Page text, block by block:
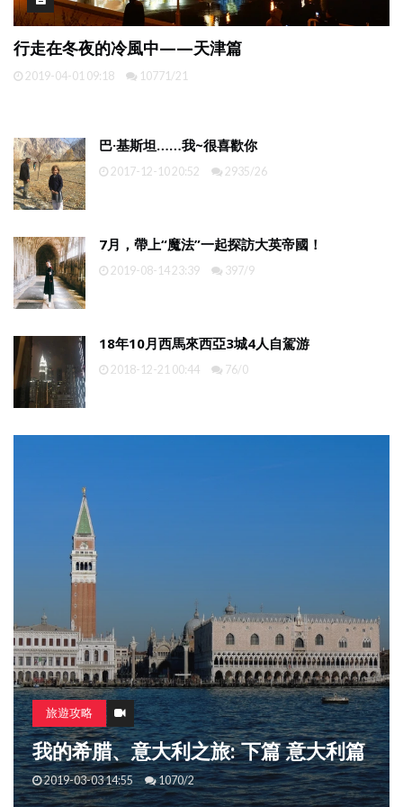
頭腦一熱就去浪！逃班+周末的馬來西亞熱浪島速
巴·基斯坦……我~很喜歡你
2017-12-10 20:52 2935/26
7月，帶上“魔法”一起探訪大英帝國！
2019-08-14 23:39 397/9
18年10月西馬來西亞3城4人自駕游
2018-12-21 00:44 76/0
旅遊攻略
一意孤行｜背包客（35）出新花樣總逢
時@陶瓷
2019-03-28 10:44 2062/0